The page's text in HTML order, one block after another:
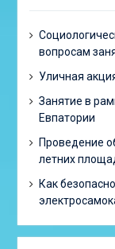
вопросам
Уличная
Занятие в
Евпатории
Проведение
летних
Как